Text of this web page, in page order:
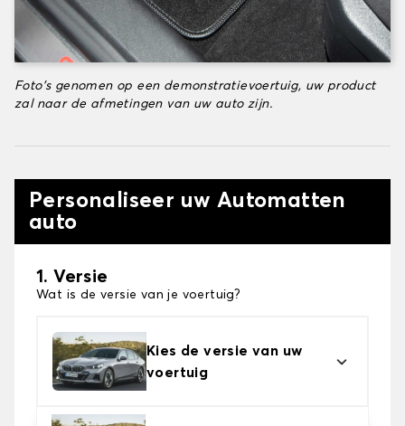
Foto's genomen op een demonstratievoertuig, uw product
zal naar de afmetingen van uw auto zijn.
Personaliseer uw Automatten
auto
1. Versie
Wat is de versie van je voertuig?
Kies de versie van uw
voertuig